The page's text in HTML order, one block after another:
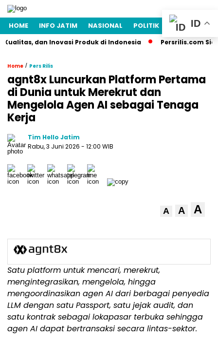
HOME INFO JATIM NASIONAL POLITIK EKONOMI
dan Inovasi Produk di Indonesia Persrilis.com Siap
Home / Pers Rilis
agnt8x Luncurkan Platform Pertama
di Dunia untuk Merekrut dan
Mengelola Agen AI sebagai Tenaga
Kerja
Tim Hello Jatim
Rabu, 3 Juni 2026 - 12:00 WIB
A A A
Satu platform untuk mencari, merekrut,
mengintegrasikan, mengelola, hingga
mengoordinasikan agen AI dari berbagai penyedia
LLM dengan satu Passport, satu jejak audit, dan
satu kontrak sebagai lokapasar terbuka sehingga
agen AI dapat bertransaksi secara lintas-sektor.
ID